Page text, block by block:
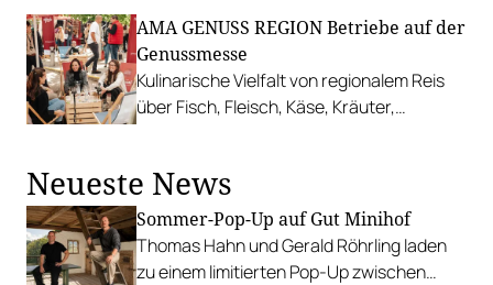
versteckter Dachterrasse.
AMA GENUSS REGION Betriebe auf der
Genussmesse
Kulinarische Vielfalt von regionalem Reis
über Fisch, Fleisch, Käse, Kräuter,
Neueste News
Sommer-Pop-Up auf Gut Minihof
Thomas Hahn und Gerald Röhrling laden
zu einem limitierten Pop-Up zwischen